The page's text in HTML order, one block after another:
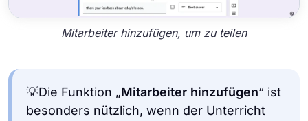
Mitarbeiter hinzufügen, um zu teilen
💡Die Funktion „Mitarbeiter hinzufügen“ ist
besonders nützlich, wenn der Unterricht